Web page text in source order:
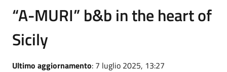
“A-MURI” b&b in the heart of
Sicily
Ultimo aggiornamento: 7 luglio 2025, 13:27